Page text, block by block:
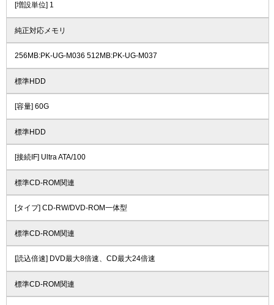
[増設単位] 1
純正対応メモリ
256MB:PK-UG-M036 512MB:PK-UG-M037
標準HDD
[容量] 60G
標準HDD
[接続IF] Ultra ATA/100
標準CD-ROM関連
[タイプ] CD-RW/DVD-ROM一体型
標準CD-ROM関連
[読込倍速] DVD最大8倍速、CD最大24倍速
標準CD-ROM関連